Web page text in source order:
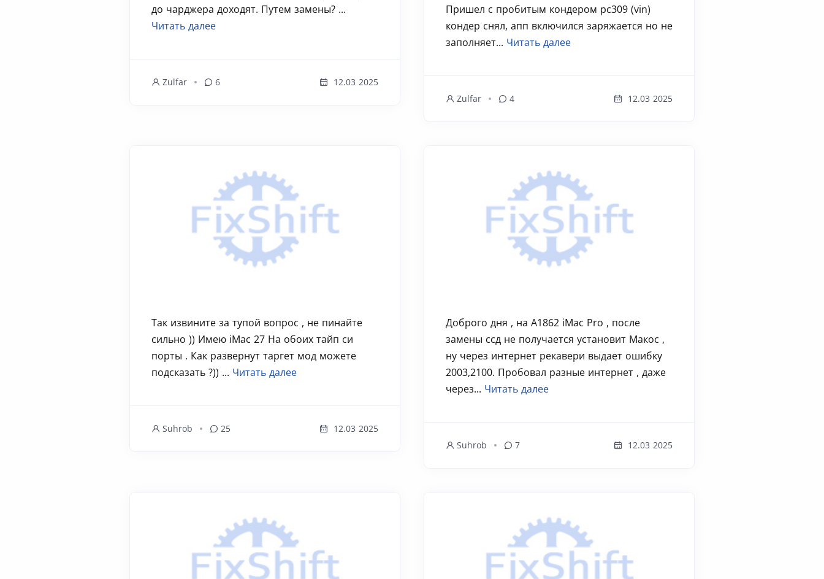
до чарджера доходят. Путем замены? ...
Читать далее
Zulfar 6 12.03 2025
Пришел с пробитым кондером pc309 (vin)
кондер снял, апп включился заряжается но не
заполняет... Читать далее
Zulfar 4 12.03 2025
Так извините за тупой вопрос , не пинайте
сильно )) Имею iMac 27 На обоих тайп си
порты . Как развернут таргет мод можете
подсказать ?)) ... Читать далее
Suhrob 25 12.03 2025
Доброго дня , на A1862 iMac Pro , после
замены ссд не получается установит Макос ,
ну через интернет рекавери выдает ошибку
2003,2100. Пробовал разные интернет , даже
через... Читать далее
Suhrob 7 12.03 2025